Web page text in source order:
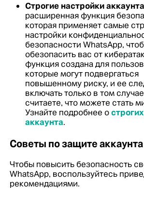
Строгие настройки
расширенная функция
которая применяет самые
настройки
безопасности WhatsApp,
обезопасить вас от
функция создана для
которые могут подвергаться
повышенному риску, и ее
включать только в том
считаете, что можете стать
Узнайте подробнее о
аккаунта.
Советы по защите аккаунта
Чтобы повысить безопасность
WhatsApp, воспользуйтесь
рекомендациями.